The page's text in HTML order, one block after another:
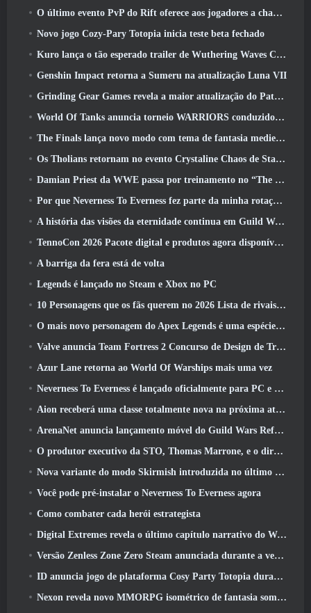
O último evento PvP do Rift oferece aos jogadores a chance de ganhar até 4000 Créditos e um novo título
Novo jogo Cozy-Pary Totopia inicia teste beta fechado
Kuro lança o tão esperado trailer de Wuthering Waves Cyberpunk: Crossover de Edgerunners
Genshin Impact retorna a Sumeru na atualização Luna VII
Grinding Gear Games revela a maior atualização do Path Of Exile II até agora, Retorno dos Antigos
World Of Tanks anuncia torneio WARRIORS conduzido pela comunidade
The Finals lança novo modo com tema de fantasia medieval ‘Dragon’s Claim’
Os Tholians retornam no evento Crystaline Chaos de Star Trek Online
Damian Priest da WWE passa por treinamento no “The Loot Camp” no trailer de ação ao vivo do Burst Fest da Delta Force
Por que Neverness To Everness fez parte da minha rotação, Por agora
A história das visões da eternidade continua em Guild Wars 2 Próxima semana
TennoCon 2026 Pacote digital e produtos agora disponíveis para compra
A barriga da fera está de volta
Legends é lançado no Steam e Xbox no PC
10 Personagens que os fãs querem no 2026 Lista de rivais da Marvel com maior probabilidade e qual a probabilidade de eles acontecerem
O mais novo personagem do Apex Legends é uma espécie de demônio da velocidade
Valve anuncia Team Fortress 2 Concurso de Design de Troféu ÜBERFEST
Azur Lane retorna ao World Of Warships mais uma vez
Neverness To Everness é lançado oficialmente para PC e consoles
Aion receberá uma classe totalmente nova na próxima atualização do Dread Blade
ArenaNet anuncia lançamento móvel do Guild Wars Reforged
O produtor executivo da STO, Thomas Marrone, e o diretor criativo da Neverwinter, Randy Mosiondz, discutem os jogos e o futuro do Cryptic
Nova variante do modo Skirmish introduzida no último ato de Valorant
Você pode pré-instalar o Neverness To Everness agora
Como combater cada herói estrategista
Digital Extremes revela o último capítulo narrativo do Warframe com novos curtas de anime
Versão Zenless Zone Zero Steam anunciada durante a versão 2.8 Programa Especial
ID anuncia jogo de plataforma Cosy Party Totopia durante o Xbox Showcase, Começa o recrutamento beta
Nexon revela novo MMORPG isométrico de fantasia sombria, Brasas dos sem coroa